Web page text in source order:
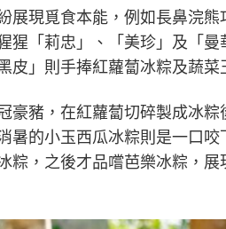
展現覓食本能，例如長鼻浣
猩「莉忠」、「美珍」及「
」則手捧紅蘿蔔冰粽及蔬菜
豪豬，在紅蘿蔔切碎製成冰
暑的小玉西瓜冰粽則是一口
粽，之後才品嚐芭樂冰粽，